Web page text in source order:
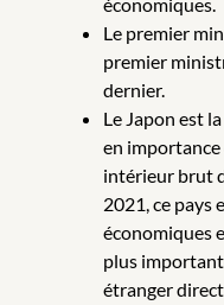
Le premier
premier
dernier.
Le Japon est
en
intérieur brut
2021, ce pays
économiques
plus
étranger